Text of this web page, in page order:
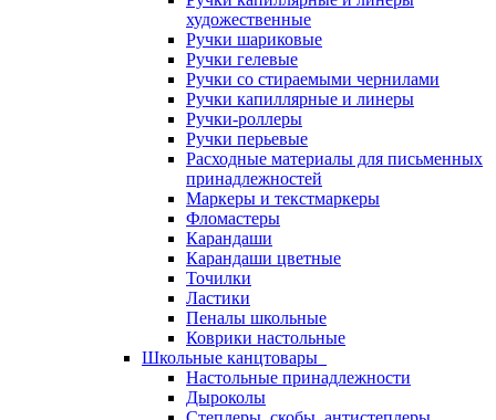
художественные
Ручки шариковые
Ручки гелевые
Ручки со стираемыми чернилами
Ручки капиллярные и линеры
Ручки-роллеры
Ручки перьевые
Расходные материалы для письменных
принадлежностей
Маркеры и текстмаркеры
Фломастеры
Карандаши
Карандаши цветные
Точилки
Ластики
Пеналы школьные
Коврики настольные
Школьные канцтовары
Настольные принадлежности
Дыроколы